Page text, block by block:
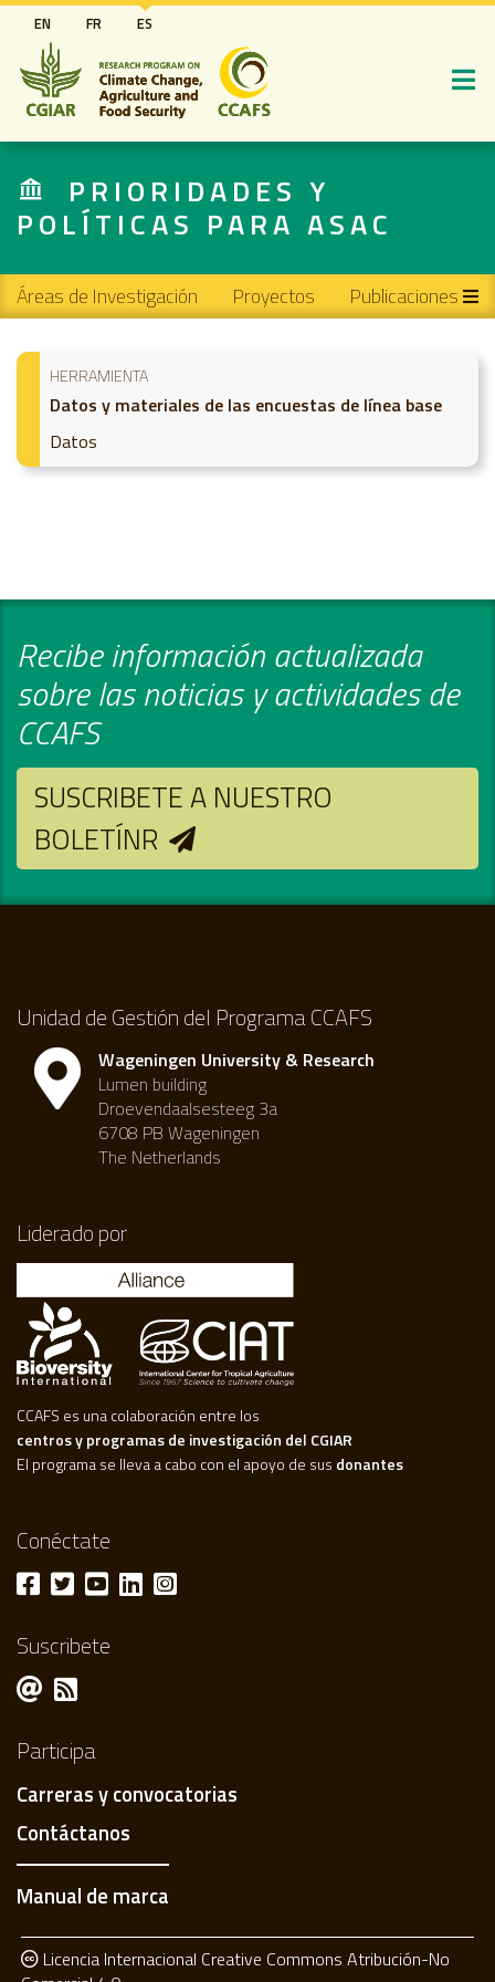
Pasar
al
contenido
principal
EN FR ES
PRIORIDADES Y
POLÍTICAS PARA ASAC
Main navigation
Áreas de Investigación Proyectos Publicaciones
HERRAMIENTA
Datos y materiales de las encuestas de línea base
Datos
Recibe información actualizada
sobre las noticias y actividades de
CCAFS
SUSCRIBETE A NUESTRO
BOLETÍNR
Unidad de Gestión del Programa CCAFS
Wageningen University & Research
Lumen building
Droevendaalsesteeg 3a
6708 PB Wageningen
The Netherlands
Liderado por
CCAFS es una colaboración entre los
centros y programas de investigación del CGIAR
El programa se lleva a cabo con el apoyo de sus donantes
Conéctate
Suscribete
Participa
Carreras y convocatorias
Contáctanos
Manual de marca
Licencia Internacional Creative Commons Atribución-No